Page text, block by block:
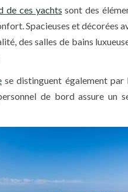
de ces yachts sont des
Spacieuses et décorées
des salles de bains
se distinguent également par
de bord assure un